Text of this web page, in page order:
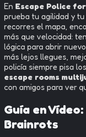
En Escape Police
prueba tu agilidad y
recorres el mapa,
más que velocidad:
lógica para abrir
más lejos llegues,
policía siempre pisa
escape rooms
con amigos para ver
Guía en Vídeo:
Brainrots